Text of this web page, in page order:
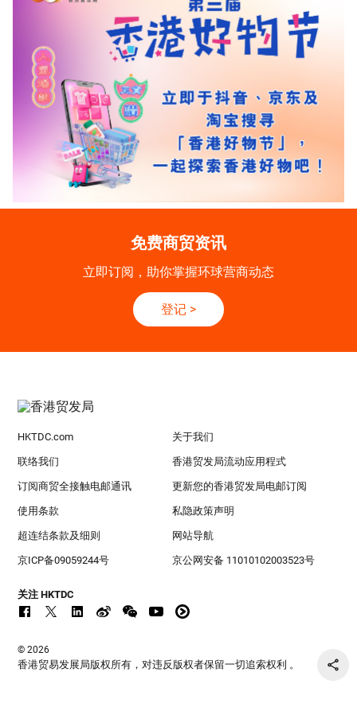
免费商贸资讯
立即订阅，助你掌握环球营商动态
登记 >
HKTDC.com 关于我们
联络我们 香港贸发局流动应用程式
订阅商贸全接触电邮通讯 更新您的香港贸发局电邮订阅
使用条款 私隐政策声明
超连结条款及细则 网站导航
京ICP备09059244号 京公网安备 11010102003523号
关注 HKTDC
© 2026
香港贸易发展局版权所有，对违反版权者保留一切追索权利 。